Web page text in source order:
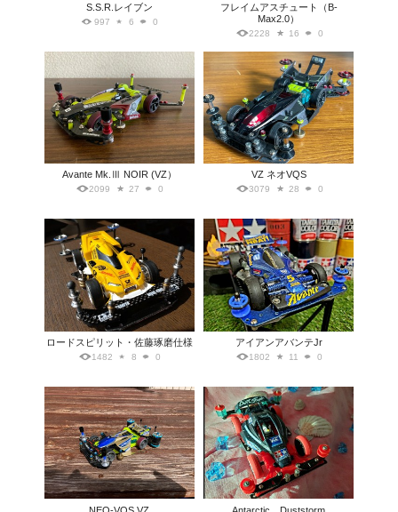
S.S.R.レイブン
997 6 0
フレイムアスチュート（B-
Max2.0）
2228 16 0
Avante Mk.Ⅲ NOIR (VZ）
2099 27 0
VZ ネオVQS
3079 28 0
ロードスピリット・佐藤琢磨仕様
1482 8 0
アイアンアバンテJr
1802 11 0